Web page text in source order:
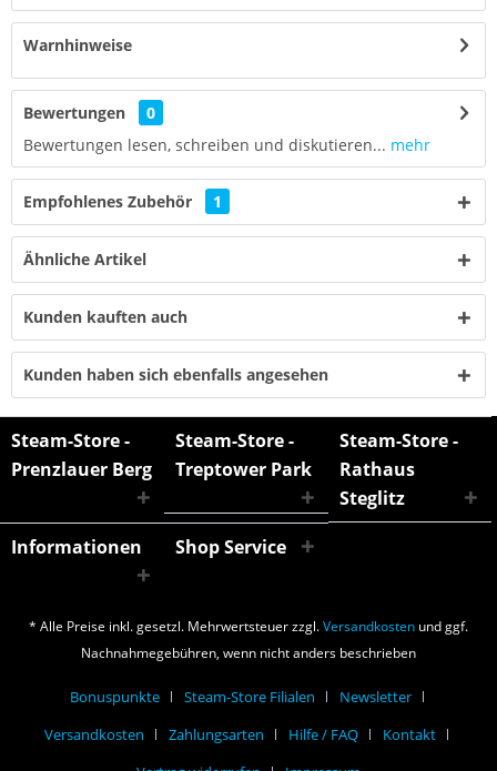
Warnhinweise
Bewertungen
0
Bewertungen lesen, schreiben und diskutieren... mehr
Empfohlenes Zubehör 1
Ähnliche Artikel
Kunden kauften auch
Kunden haben sich ebenfalls angesehen
Steam-Store -
Prenzlauer Berg
Steam-Store -
Treptower Park
Steam-Store -
Rathaus
Steglitz
Informationen
Shop Service
* Alle Preise inkl. gesetzl. Mehrwertsteuer zzgl.Versandkosten und ggf.
Nachnahmegebühren, wenn nicht anders beschrieben
Bonuspunkte Steam-Store Filialen
Newsletter
Versandkosten
Zahlungsarten Hilfe / FAQ
Kontakt